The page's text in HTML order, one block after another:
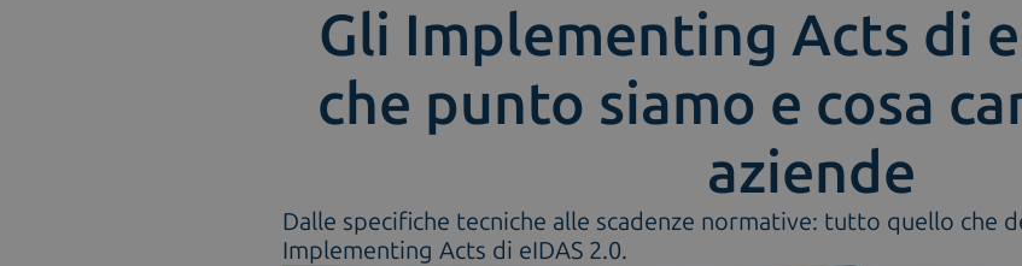
Gli Implementing Acts di
che punto siamo e cosa
aziende
Dalle specifiche tecniche alle scadenze normative: tutto quello che
Implementing Acts di eIDAS 2.0.